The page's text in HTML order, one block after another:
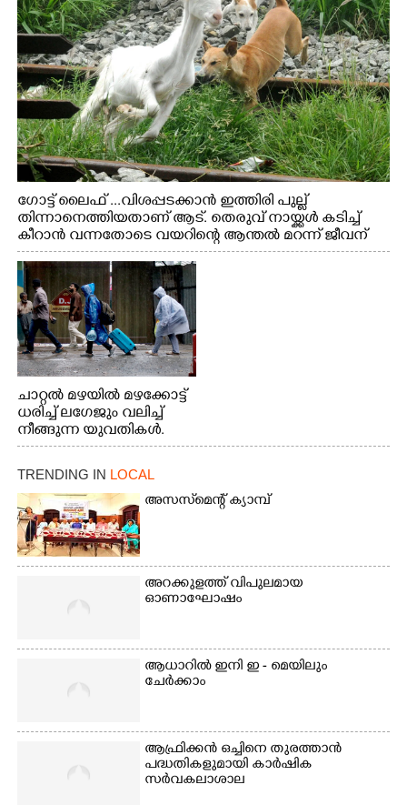
ഗോട്ട് ലൈഫ് ...വിശപ്പടക്കാൻ ഇത്തിരി പുല്ല്
തിന്നാനെത്തിയതാണ് ആട്. തെരുവ് നായ്ക്കൾ കടിച്ച്
കീറാൻ വന്നതോടെ വയറിന്റെ ആന്തൽ മറന്ന് ജീവന്
വേണ്ടിയായി ഓട്ടം. എറണാകുളം വാത്തുരുത്തിയിൽ
നിന്നുള്ള കാഴ്ച
ചാറ്റൽ മഴയിൽ മഴക്കോട്ട്
ധരിച്ച് ലഗേജും വലിച്ച്
നീങ്ങുന്ന യുവതികൾ.
എറണാകുളം മേനകയിൽ
നിന്നുള്ള കാഴ്ച
TRENDING IN LOCAL
അസസ്‌മെന്റ് ക്യാമ്പ്
അറക്കുളത്ത് വിപുലമായ
ഓണാഘോഷം
ആധാറിൽ ഇനി ഇ - മെയിലും
ചേർക്കാം
ആഫ്രിക്കൻ ഒച്ചിനെ തുരത്താൻ
പദ്ധതികളുമായി കാർഷിക
സർവകലാശാല